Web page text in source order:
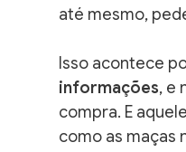
até mesmo,
Isso acontece
informações, e
compra. E
como as maças